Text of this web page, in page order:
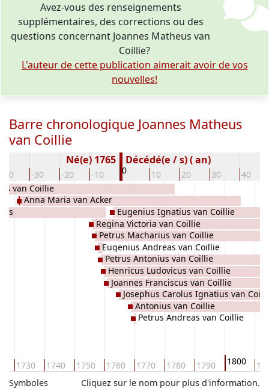
Avez-vous des renseignements
supplémentaires, des corrections ou des
questions concernant Joannes Matheus van
Coillie?
L'auteur de cette publication aimerait avoir de vos
nouvelles!
Barre chronologique Joannes Matheus
van Coillie
-40 -30 -20 -10 0 10 20 30 40
Né(e) 1765 Décédé(e / s) ( an)
1730 1740 1750 1760 1770 1780 1790 1800
van Coillie
Anna Maria van Acker
Regina Victoria van Coillie
Petrus Macharius van Coillie
Eugenius Andreas van Coillie
Petrus Antonius van Coillie
Henricus Ludovicus van Coillie
Joannes Franciscus van Coillie
Eugenius Ignatius van Coillie
Josephus Carolus Ignatius van
Antonius van Coillie
Petrus Andreas van Coillie
Cliquez sur le nom pour plus d'information.
Symboles